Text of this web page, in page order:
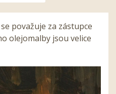
považuje za zástupce
olejomalby jsou velice